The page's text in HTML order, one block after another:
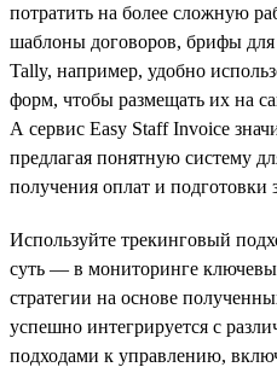
потратить на более сложную
шаблоны договоров, брифы
Tally, например, удобно
форм, чтобы размещать их на
А сервис Easy Staff Invoice
предлагая понятную систему
получения оплат и
Используйте трекинговый
суть — в мониторинге
стратегии на основе
успешно интегрируется с
подходами к управлению,